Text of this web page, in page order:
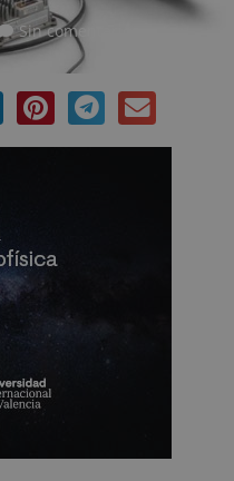
Sin comentarios